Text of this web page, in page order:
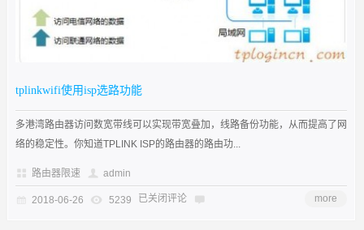
tplinkwifi使用isp选路功能
多港湾路由器访问数宽带线可以实现带宽叠加，线路备份功能，从而提高了网
络的稳定性。你知道TPLINK ISP的路由器的路由功...
路由器限速 admin
2018-06-26 5239 已关闭评论 more